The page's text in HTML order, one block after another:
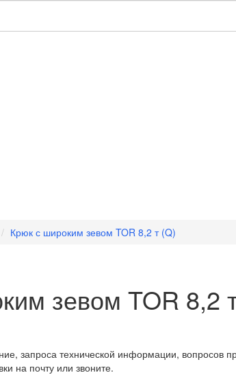
Крюк с широким зевом TOR 8,2 т (Q)
зевом TOR 8,2
запроса технической информации, вопросов
на почту или звоните.